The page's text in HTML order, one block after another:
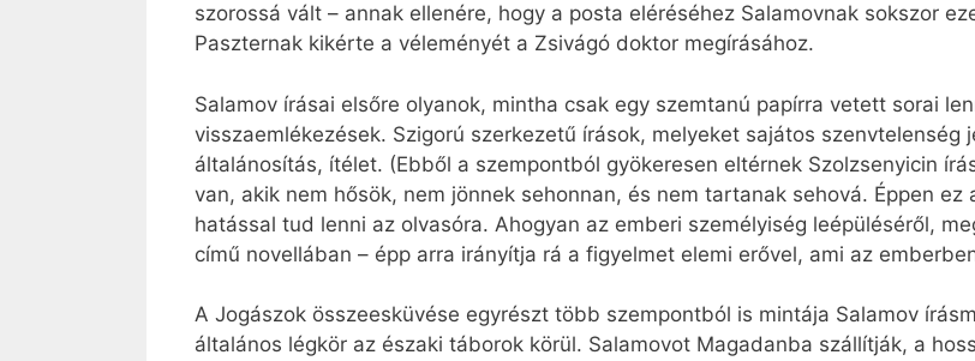
szorossá vált – annak ellenére, hogy a posta eléréséhez Salamovnak sokszor
Paszternak kikérte a véleményét a Zsivágó doktor megírásához.
Salamov írásai elsőre olyanok, mintha csak egy szemtanú papírra vetett sorai
visszaemlékezések. Szigorú szerkezetű írások, melyeket sajátos szenvtelenség
általánosítás, ítélet. (Ebből a szempontból gyökeresen eltérnek Szolzsenyicin
van, akik nem hősök, nem jönnek sehonnan, és nem tartanak sehová. Éppen
hatással tud lenni az olvasóra. Ahogyan az emberi személyiség leépüléséről,
című novellában – épp arra irányítja rá a figyelmet elemi erővel, ami az
A Jogászok összeesküvése egyrészt több szempontból is mintája Salamov
általános légkör az északi táborok körül. Salamovot Magadanba szállítják, a